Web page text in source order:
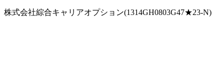
株式会社綜合キャリアオプション(1314GH0803G47★23-N)